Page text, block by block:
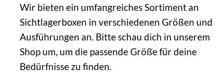
Wir bieten ein umfangreiches Sortiment an
Sichtlagerboxen in verschiedenen Größen und
Ausführungen an. Bitte schau dich in unserem
Shop um, um die passende Größe für deine
Bedürfnisse zu finden.